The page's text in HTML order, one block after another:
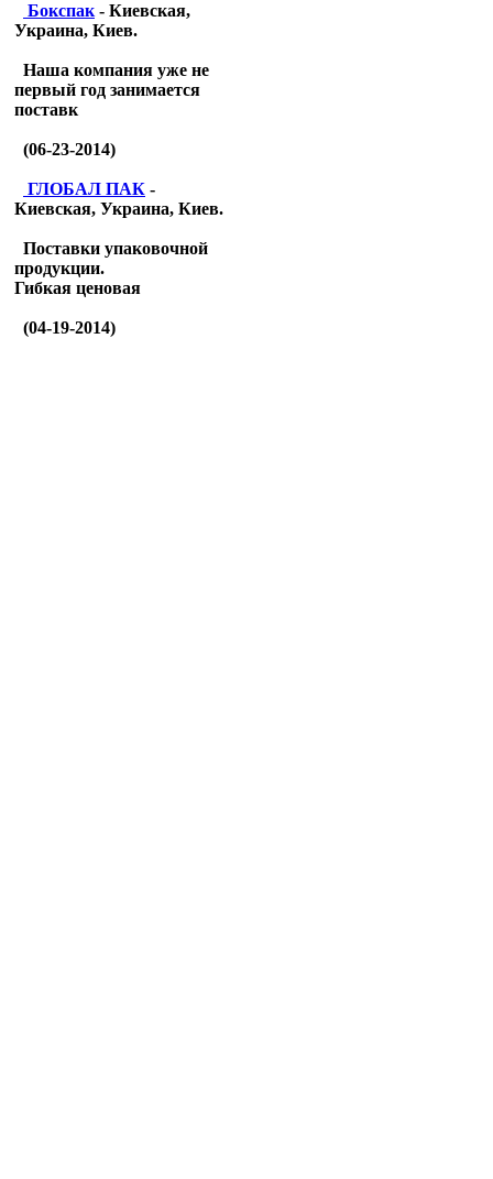
Бокспак - Киевская,
Украина, Киев.
Наша компания уже не
первый год занимается
поставк
(06-23-2014)
ГЛОБАЛ ПАК -
Киевская, Украина, Киев.
Поставки упаковочной
продукции.
Гибкая ценовая
(04-19-2014)